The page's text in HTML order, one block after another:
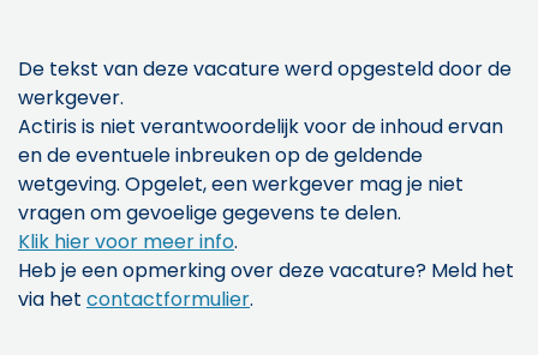
De tekst van deze vacature werd opgesteld door de
werkgever.
Actiris is niet verantwoordelijk voor de inhoud ervan
en de eventuele inbreuken op de geldende
wetgeving. Opgelet, een werkgever mag je niet
vragen om gevoelige gegevens te delen.
Klik hier voor meer info.
Heb je een opmerking over deze vacature? Meld het
via het contactformulier.